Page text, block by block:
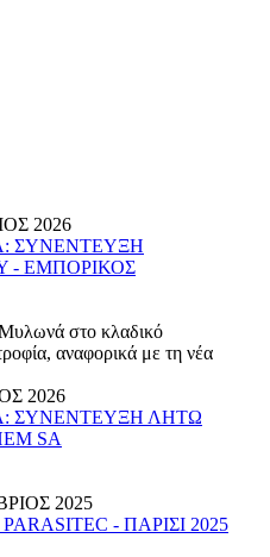
2026
ΣΥΝΕΝΤΕΥΞΗ
- ΕΜΠΟΡΙΚΟΣ
2026
ΣΥΝΕΝΤΕΥΞΗ ΛΗΤΩ
SA
2025
- ΠΑΡΙΣΙ 2025